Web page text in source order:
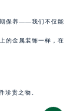
保养——我们不仅能
的金属装饰一样，在
珍贵之物。